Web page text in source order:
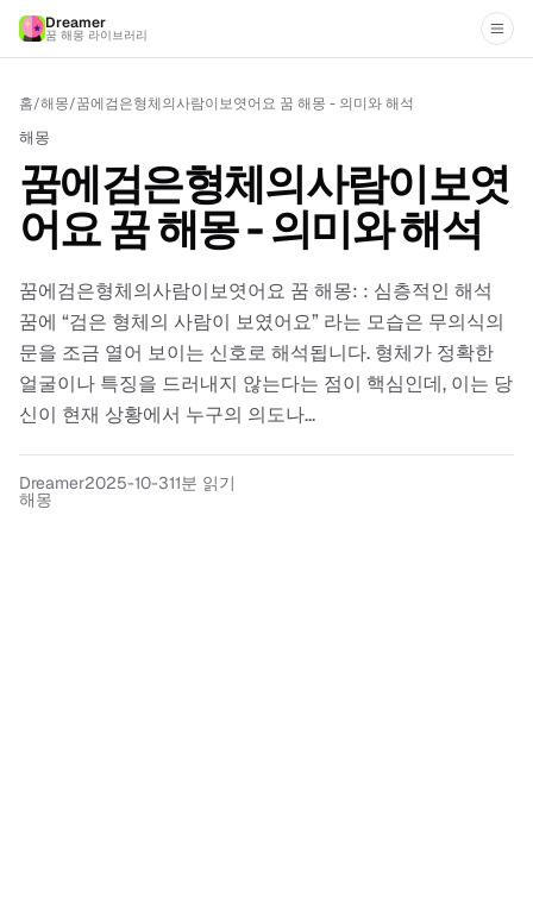
Dreamer
꿈 해몽 라이브러리
홈/해몽/꿈에검은형체의사람이보엿어요 꿈 해몽 - 의미와 해석
해몽
꿈에검은형체의사람이보엿
어요 꿈 해몽 - 의미와 해석
꿈에검은형체의사람이보엿어요 꿈 해몽: : 심층적인 해석
꿈에 “검은 형체의 사람이 보였어요” 라는 모습은 무의식의
문을 조금 열어 보이는 신호로 해석됩니다. 형체가 정확한
얼굴이나 특징을 드러내지 않는다는 점이 핵심인데, 이는 당
신이 현재 상황에서 누구의 의도나...
Dreamer2025-10-311분 읽기
해몽